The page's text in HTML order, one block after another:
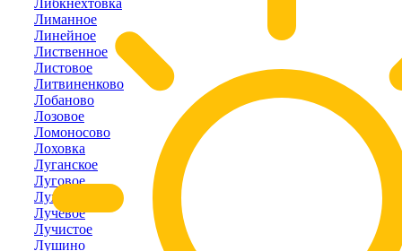
Лиманное
Линейное
Лиственное
Листовое
Литвиненково
Лобаново
Лозовое
Ломоносово
Лоховка
Луганское
Луговое
Лужки
Лучевое
Лучистое
Лушино